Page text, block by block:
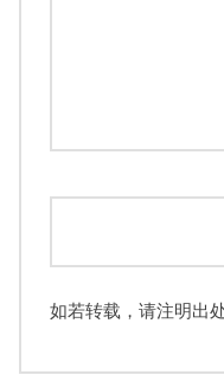
如若转载，请注明出